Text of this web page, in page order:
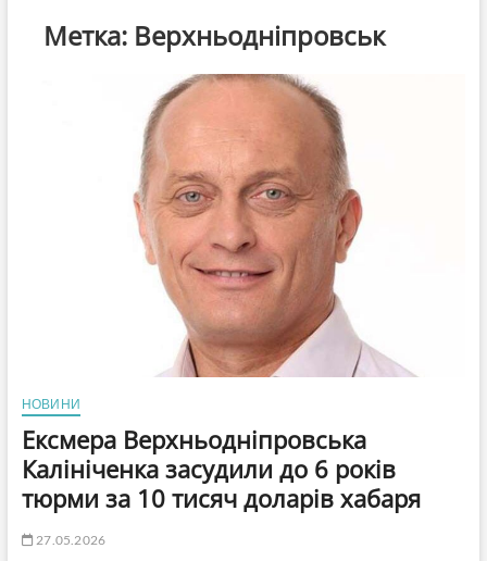
Метка: Верхньодніпровськ
НОВИНИ
Ексмера Верхньодніпровська
Калініченка засудили до 6 років
тюрми за 10 тисяч доларів хабаря
27.05.2026